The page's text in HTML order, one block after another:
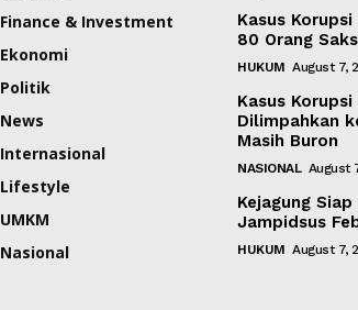
Finance & Investment
Ekonomi
Politik
News
Internasional
Lifestyle
UMKM
Nasional
Kasus
80 Orang
HUKUM August 7,
Kasus
Dilimpahkan
Masih Buron
NASIONAL August
Kejagung
Jampidsus
HUKUM August 7,